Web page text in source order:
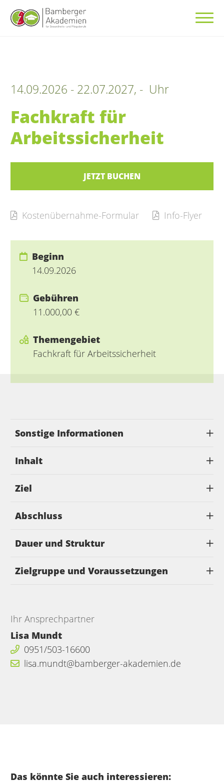
14.09.2026 - 22.07.2027, - Uhr
Fachkraft für
Arbeitssicherheit
JETZT BUCHEN
Kostenübernahme-Formular Info-Flyer
Beginn
14.09.2026
Gebühren
11.000,00 €
Themengebiet
Fachkraft für Arbeitssicherheit
Sonstige Informationen
Inhalt
Ziel
Abschluss
Dauer und Struktur
Zielgruppe und Voraussetzungen
Ihr Ansprechpartner
Lisa Mundt
0951/503-16600
lisa.mundt@bamberger-akademien.de
Das könnte Sie auch interessieren: